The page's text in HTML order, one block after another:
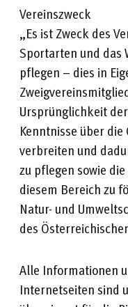
Vereinszweck
„Es ist Zweck des
Sportarten und das
pflegen – dies in
Ursprünglichkeit
Kenntnisse über
verbreiten und
zu pflegen sowie
diesem Bereich zu
Natur- und
des
Alle Informationen
Internetseiten sind